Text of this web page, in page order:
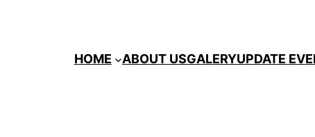
HOME ABOUT USGALERYUPDATE